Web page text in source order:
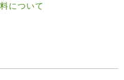
について